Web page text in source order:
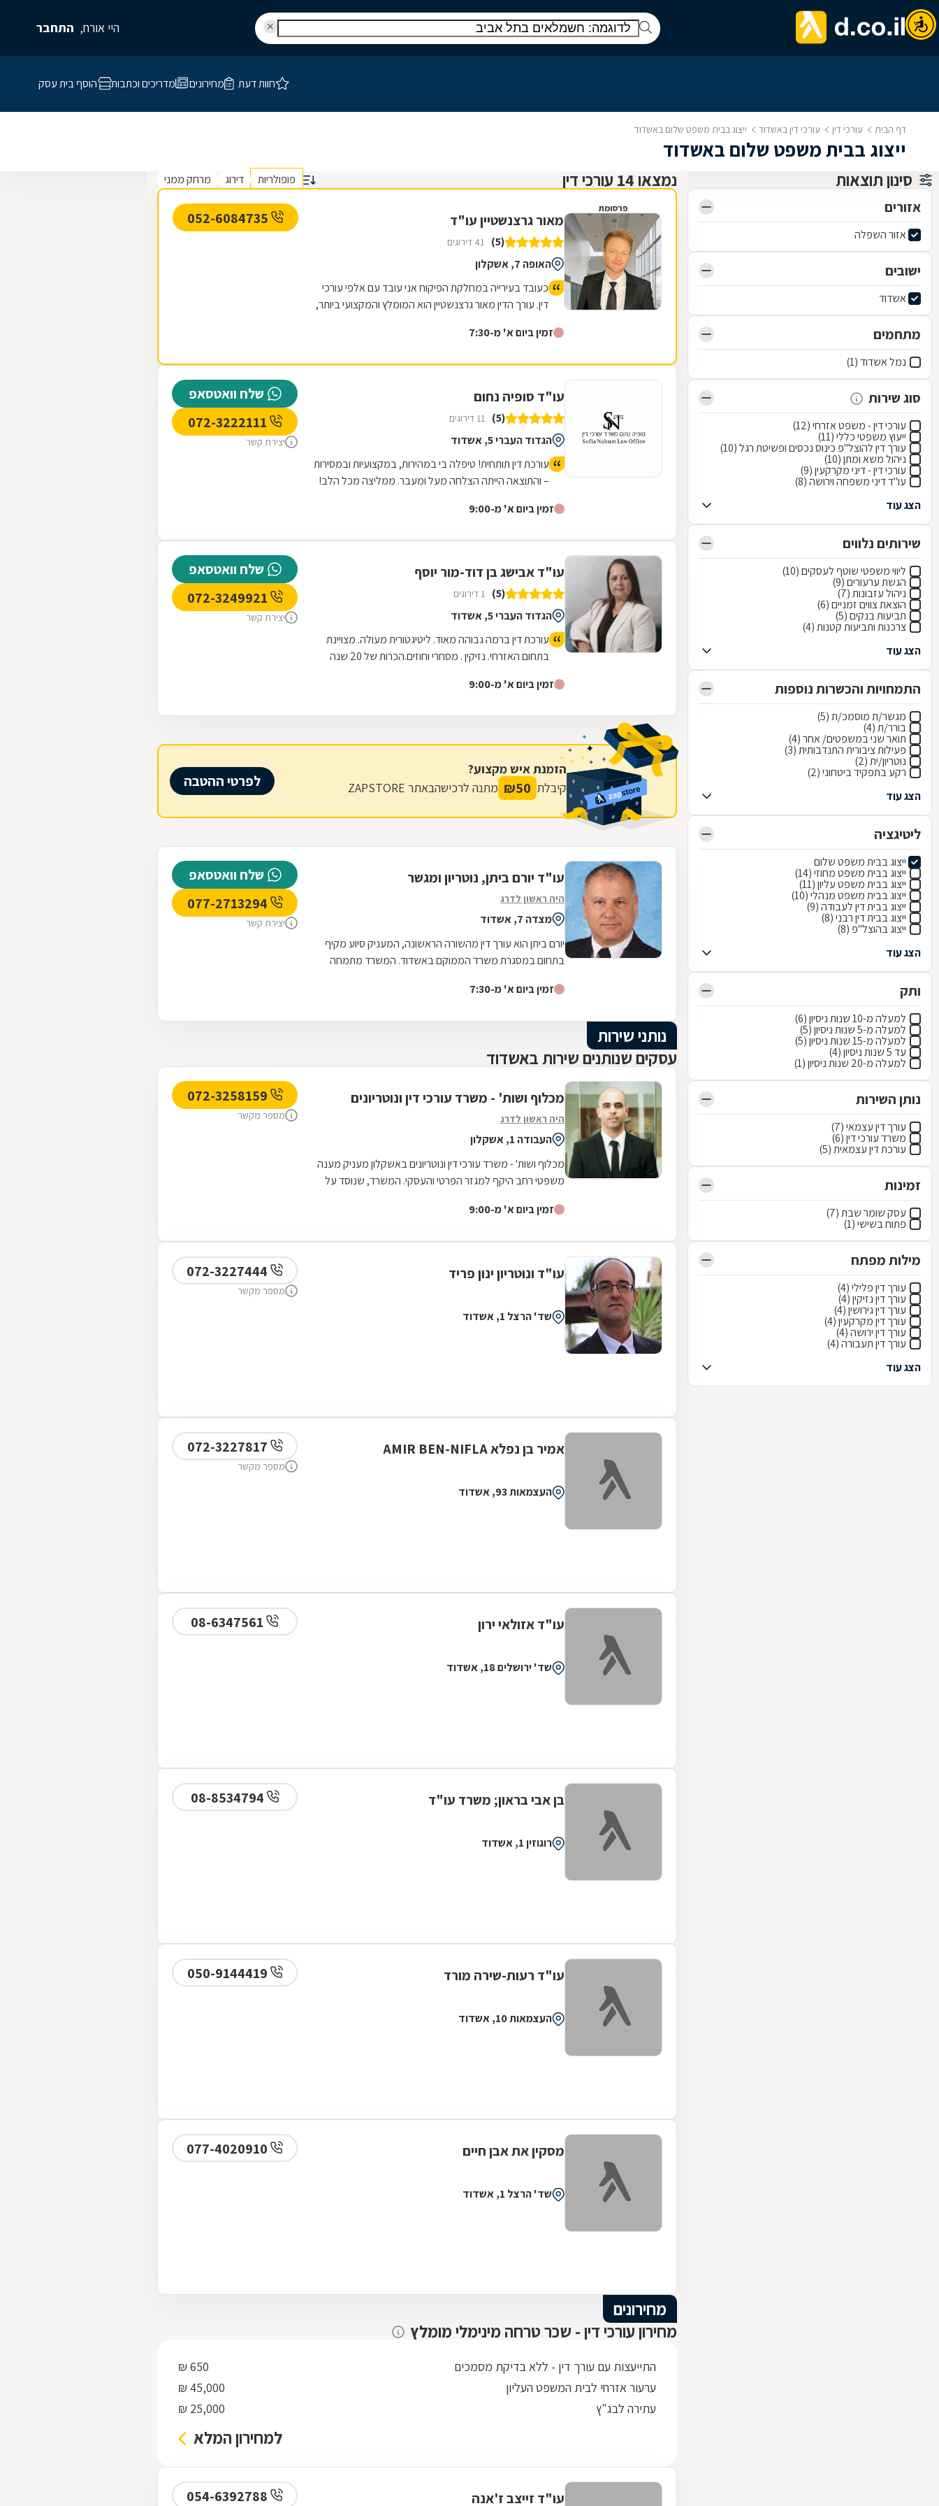
היי אורח, התחבר
חוות דעת מחירונים מדריכים וכתבות הוסף בית עסק
דף הבית עורכי דין עורכי דין באשדוד ייצוג בבית משפט שלום באשדוד
ייצוג בבית משפט שלום באשדוד
סינון תוצאות
אזורים
אזור השפלה
ישובים
אשדוד
מתחמים
נמל אשדוד (1)
סוג שירות
עורכי דין - משפט אזרחי (12)
ייעוץ משפטי כללי (11)
עורך דין להוצל"פ כינוס נכסים ופשיטת רגל (10)
ניהול משא ומתן (10)
עורכי דין - דיני מקרקעין (9)
עו"ד דיני משפחה וירושה (8)
הצג עוד
שירותים נלווים
ליווי משפטי שוטף לעסקים (10)
הגשת ערעורים (9)
ניהול עזבונות (7)
הוצאת צווים זמניים (6)
תביעות בנקים (5)
צרכנות ותביעות קטנות (4)
הצג עוד
התמחויות והכשרות נוספות
מגשר/ת מוסמכ/ת (5)
בורר/ת (4)
תואר שני במשפטים/ אחר (4)
פעילות ציבורית התנדבותית (3)
נוטריון/ית (2)
רקע בתפקיד ביטחוני (2)
הצג עוד
ליטיגציה
ייצוג בבית משפט שלום
ייצוג בבית משפט מחוזי (14)
ייצוג בבית משפט עליון (11)
ייצוג בבית משפט מנהלי (10)
ייצוג בבית דין לעבודה (9)
ייצוג בבית דין רבני (8)
ייצוג בהוצל"פ (8)
הצג עוד
ותק
למעלה מ-10 שנות ניסיון (6)
למעלה מ-5 שנות ניסיון (5)
למעלה מ-15 שנות ניסיון (5)
עד 5 שנות ניסיון (4)
למעלה מ-20 שנות ניסיון (1)
נותן השירות
עורך דין עצמאי (7)
משרד עורכי דין (6)
עורכת דין עצמאית (5)
זמינות
עסק שומר שבת (7)
פתוח בשישי (1)
מילות מפתח
עורך דין פלילי (4)
עורך דין נזיקין (4)
עורך דין גירושין (4)
עורך דין מקרקעין (4)
עורך דין ירושה (4)
עורך דין תעבורה (4)
הצג עוד
נמצאו 14 עורכי דין פופולריות דירוג מרחק ממני
פרסומת
מאור גרצנשטיין עו"ד
(5) 41 דירוגים
האופה 7, אשקלון
כעובד בעירייה במחלקת הפיקוח אני עובד עם אלפי עורכי
דין. עורך הדין מאור גרצנשטיין הוא המומלץ והמקצועי ביותר,
רבה!
זמין ביום א' מ-7:30
עו"ד סופיה נחום
(5) 11 דירוגים
הגדוד העברי 5, אשדוד
עורכת דין תותחית! טיפלה בי במהירות, במקצועיות ובמסירות
– והתוצאה הייתה הצלחה מעל ומעבר. ממליצה מכל הלב!
זמין ביום א' מ-9:00
שלח וואטסאפ
יצירת קשר
עו"ד אבישג בן דוד-מור יוסף
(5) 1 דירוגים
הגדוד העברי 5, אשדוד
עורכת דין ברמה גבוהה מאוד. ליטיגטורית מעולה. מצויינת
בתחום האזרחי. נזיקין . מסחרי וחוזים.הכרות של 20 שנה
זמין ביום א' מ-9:00
שלח וואטסאפ
יצירת קשר
הזמנת איש מקצוע?
קיבלת 50
₪ מתנה לרכישהבאתר ZAPSTORE לפרטי ההטבה
עו"ד יורם ביתן, נוטריון ומגשר
היה ראשון לדרג
מצדה 7, אשדוד
יורם ביתן הוא עורך דין מהשורה הראשונה, המעניק סיוע מקיף
בתחום במסגרת משרד הממוקם באשדוד. המשרד מתמחה
זמין ביום א' מ-7:30
שלח וואטסאפ
יצירת קשר
נותני שירות
עסקים שנותנים שירות באשדוד
מכלוף ושות' - משרד עורכי דין ונוטריונים
היה ראשון לדרג
העבודה 1, אשקלון
מכלוף ושות' - משרד עורכי דין ונוטריונים באשקלון מעניק מענה
משפטי רחב היקף למגזר הפרטי והעסקי. המשרד, שנוסד על
זמין ביום א' מ-9:00
מספר מקשר
עו"ד ונוטריון ינון פריד
שד' הרצל 1, אשדוד
מספר מקשר
אמיר בן נפלא AMIR BEN-NIFLA
העצמאות 93, אשדוד
מספר מקשר
עו"ד אזולאי ירון
שד' ירושלים 18, אשדוד
בן אבי בראון; משרד עו"ד
רוגוזין 1, אשדוד
עו"ד רעות-שירה מורד
העצמאות 10, אשדוד
מסקין את אבן חיים
שד' הרצל 1, אשדוד
מחירונים
מחירון עורכי דין - שכר טרחה מינימלי מומלץ
התייעצות עם עורך דין - ללא בדיקת מסמכים
650 ₪
ערעור אזרחי לבית המשפט העליון
45,000 ₪
עתירה לבג"ץ
25,000 ₪
למחירון המלא
עו"ד זייצב ז'אנה